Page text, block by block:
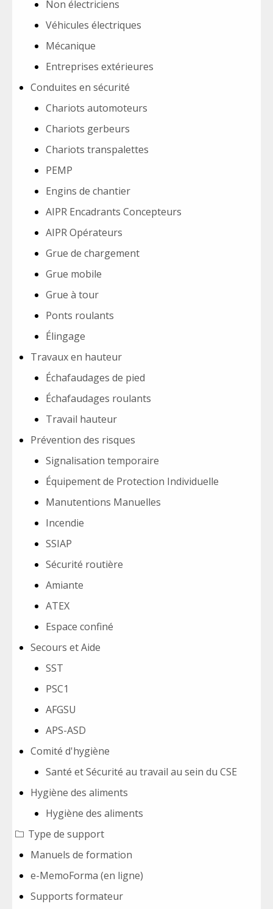
Non électriciens
Véhicules électriques
Mécanique
Entreprises extérieures
Conduites en sécurité
Chariots automoteurs
Chariots gerbeurs
Chariots transpalettes
PEMP
Engins de chantier
AIPR Encadrants Concepteurs
AIPR Opérateurs
Grue de chargement
Grue mobile
Grue à tour
Ponts roulants
Élingage
Travaux en hauteur
Échafaudages de pied
Échafaudages roulants
Travail hauteur
Prévention des risques
Signalisation temporaire
Équipement de Protection Individuelle
Manutentions Manuelles
Incendie
SSIAP
Sécurité routière
Amiante
ATEX
Espace confiné
Secours et Aide
SST
PSC1
AFGSU
APS-ASD
Comité d'hygiène
Santé et Sécurité au travail au sein du CSE
Hygiène des aliments
Hygiène des aliments
Type de support
Manuels de formation
e-MemoForma (en ligne)
Supports formateur